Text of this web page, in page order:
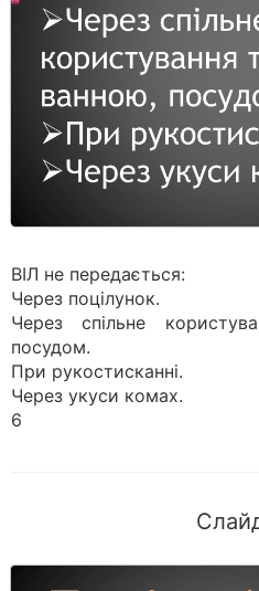
ВІЛ не передається:
Через поцілунок.
Через спільне
посудом.
При рукостисканні.
Через укуси комах.
6